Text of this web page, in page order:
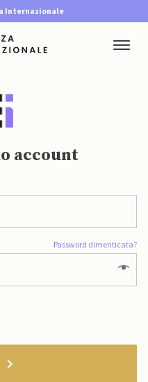
Internazionale
account
Password dimenticata?